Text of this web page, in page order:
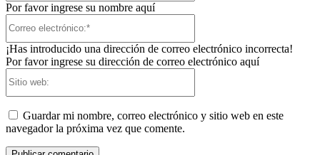
Por favor ingrese su nombre aquí
¡Has introducido una dirección de correo electrónico incorrecta!
Por favor ingrese su dirección de correo electrónico aquí
Guardar mi nombre, correo electrónico y sitio web en este
navegador la próxima vez que comente.